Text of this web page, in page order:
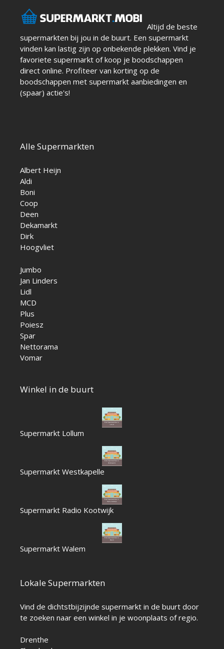
Altijd de beste
supermarkten bij jou in de buurt. Een supermarkt
vinden kan lastig zijn op onbekende plekken. Vind je
favoriete supermarkt of koop je boodschappen
direct online. Profiteer van korting op de
boodschappen met supermarkt aanbiedingen en
(spaar) actie's!
Alle Supermarkten
Albert Heijn
Aldi
Boni
Coop
Deen
Dekamarkt
Dirk
Hoogvliet
Jumbo
Jan Linders
Lidl
MCD
Plus
Poiesz
Spar
Nettorama
Vomar
Winkel in de buurt
Supermarkt Lollum
Supermarkt Westkapelle
Supermarkt Radio Kootwijk
Supermarkt Walem
Lokale Supermarkten
Vind de dichtstbijzijnde supermarkt in de buurt door
te zoeken naar een winkel in je woonplaats of regio.
Drenthe